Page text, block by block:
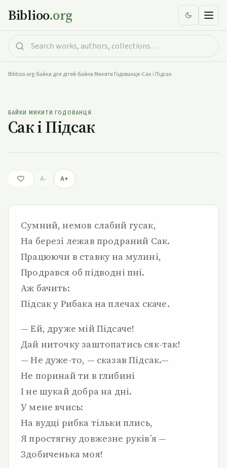
Biblioo.org
Biblioo.org•Байки для дітей•Байки Микити Годованця•Сак і Підсак
БАЙКИ МИКИТИ ГОДОВАНЦЯ
Сак і Підсак
A- A+
Сумний, немов слабий гусак,
На березі лежав продраний Сак.
Працюючи в ставку на мулині,
Продрався об підводні пні.
Аж бачить:
Підсак у Рибака на плечах скаче.
— Ей, друже мій Підсаче!
Дай ниточку заштопатись сяк-так!
— Не дуже-то, — сказав Підсак.—
Не поринай ти в глибині
І не шукай добра на дні.
У мене вчись:
На вудці рибка тільки плись,
Я простягну довжезне руків’я —
Здобиченька моя!